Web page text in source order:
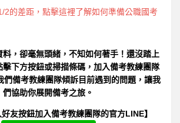
2的差距，點擊這裡了解如何準備公職國考
料，卻毫無頭緒，不知如何著手！還沒踏上
擊下方按鈕或掃描條碼，加入備考教練團隊
們備考教練團隊傾訴目前遇到的問題，讓我
們協助你展開備考之旅。
好友按鈕加入備考教練團隊的官方LINE】